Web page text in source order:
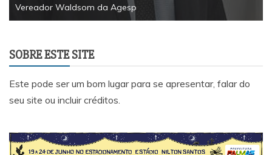
SOBRE ESTE SITE
Este pode ser um bom lugar para se apresentar, falar do
seu site ou incluir créditos.